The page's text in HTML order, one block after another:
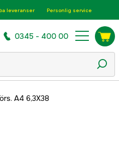
leveranser Personlig service
0345 - 400 00
A4 6,3X38